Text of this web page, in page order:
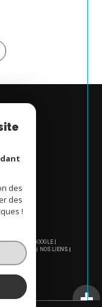
BY GOOGLE |
ADMIN
NOS LIENS
des
des
!